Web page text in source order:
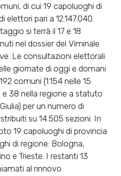
di cui 19 capoluoghi di
pari a 12.147.040.
si terrà il 17 e 18
nel dossier del Viminale
Le consultazioni elettorali
giornate di oggi e domani
comuni (1.154 nelle 15
38 nella regione a statuto
per un numero di
su 14.505 sezioni. In
19 capoluoghi di provincia
di regione: Bologna,
e Trieste. I restanti 13
al rinnovo